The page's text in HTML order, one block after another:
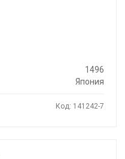
1496
Япония
Код: 141242-7